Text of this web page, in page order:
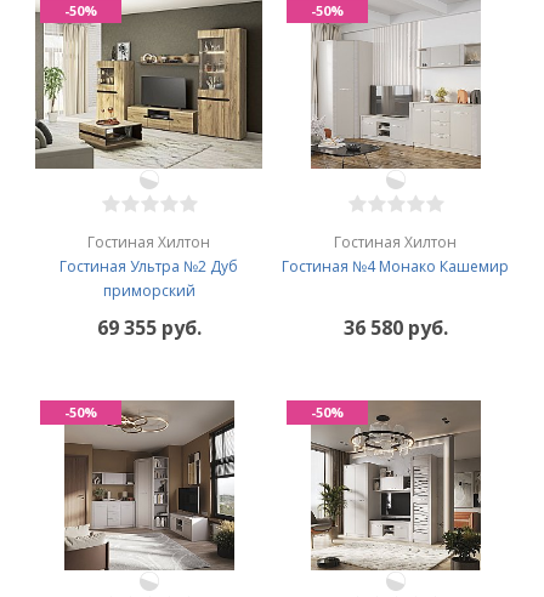
Гостиная Хилтон
Гостиная Ультра №2 Дуб
приморский
69 355 руб.
-50%
Гостиная Хилтон
Гостиная №4 Монако Кашемир
36 580 руб.
-50%
-50% -50%